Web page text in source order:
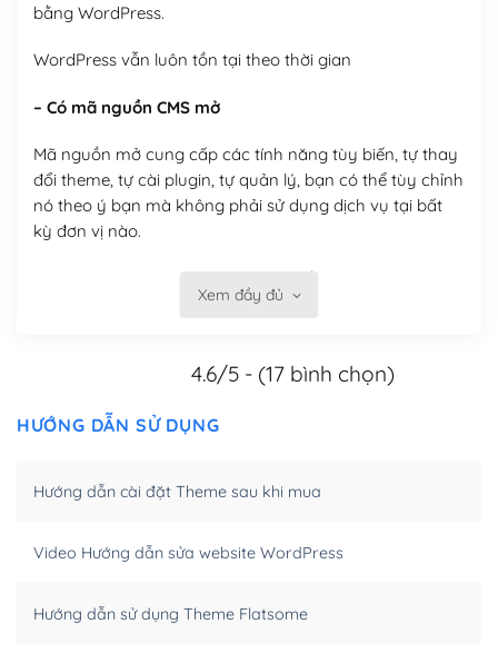
bằng WordPress.
WordPress vẫn luôn tồn tại theo thời gian
– Có mã nguồn CMS mở
Mã nguồn mở cung cấp các tính năng tùy biến, tự thay
đổi theme, tự cài plugin, tự quản lý, bạn có thể tùy chỉnh
nó theo ý bạn mà không phải sử dụng dịch vụ tại bất
kỳ đơn vị nào.
Việc của bạn là đăng ký một tên miền và hosting để
hóa nội dung cho SEO.
Khi bạn dùng WordPress để thiết kế web thì trang web
Xem đầy đủ
4.6/5 - (17 bình chọn)
HƯỚNG DẪN SỬ DỤNG
Hướng dẫn cài đặt Theme sau khi mua
Video Hướng dẫn sửa website WordPress
Hướng dẫn sử dụng Theme Flatsome